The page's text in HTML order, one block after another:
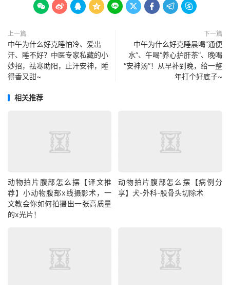
        
上一篇
中午为什么好克睡怕冷、爱出
汗、睡不好？中医专家私藏的小
妙招，祛寒助阳，止汗安神，睡
得香又甜~
下一篇
中午为什么好克睡晨喝“通便
水”、午喝“养心护肝茶”、晚喝
“安神汤”！从早补到晚，给一整
年打个好底子~
相关推荐
动物拍片腹部怎么摆【译文推
荐】小动物腹部x线摄影术，一
文教会你如何拍摄出一张高质量
的x光片！
动物拍片腹部怎么摆【病例分
享】犬-外科-股骨头切除术